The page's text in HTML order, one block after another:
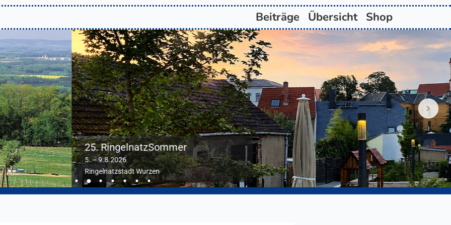
Beiträge Übersicht Shop